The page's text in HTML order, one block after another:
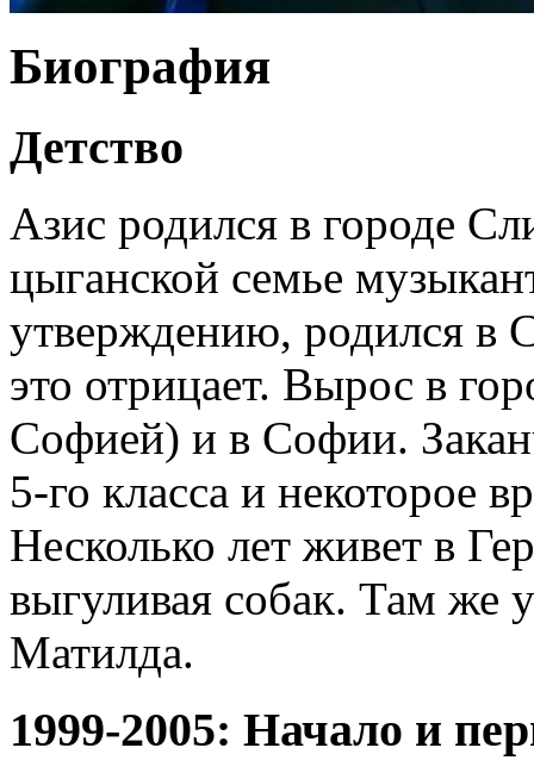
Биография
Детство
Азис родился в городе
цыганской семье
утверждению, родился в
это отрицает. Вырос в
Софией) и в Софии.
5-го класса и некоторое
Несколько лет живет в
выгуливая собак. Там же
Матилда.
1999-2005: Начало и